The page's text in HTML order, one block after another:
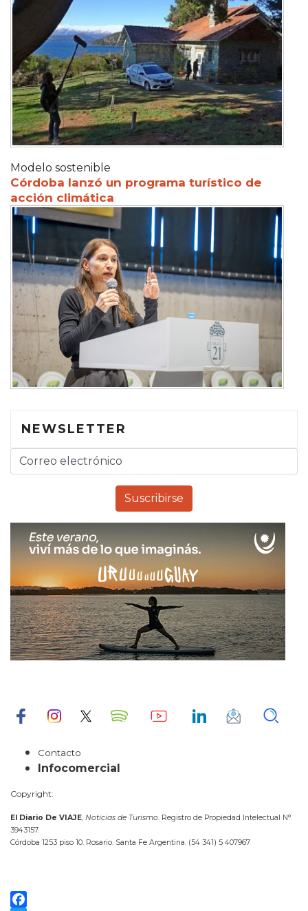
Modelo sostenible
Córdoba lanzó un programa turístico de
acción climática
NEWSLETTER
Contacto
Infocomercial
Copyright:
El Diario De VIAJE, Noticias de Turismo. Registro de Propiedad Intelectual N°
3943157.
Córdoba 1253 piso 10. Rosario. Santa Fe Argentina. (54 341) 5 407967